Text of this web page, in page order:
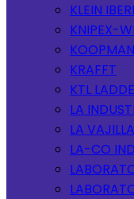
KLEIN
KNIPEX-
KRAFFT
KTL
LA
LA
LA-CO